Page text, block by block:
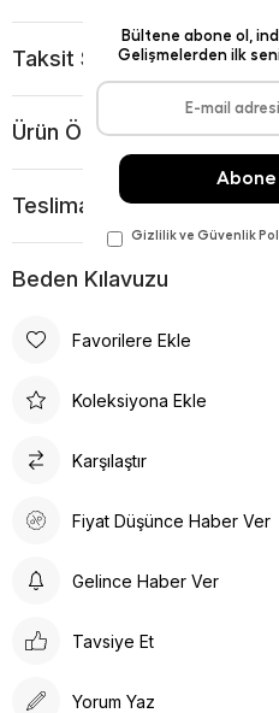
Taksit Seçenekleri
Ürün Önerileri
Teslimat Ve İade Koşulları
Beden Kılavuzu
Favorilere Ekle
Koleksiyona Ekle
Karşılaştır
Fiyat Düşünce Haber Ver
Gelince Haber Ver
Tavsiye Et
Yorum Yaz